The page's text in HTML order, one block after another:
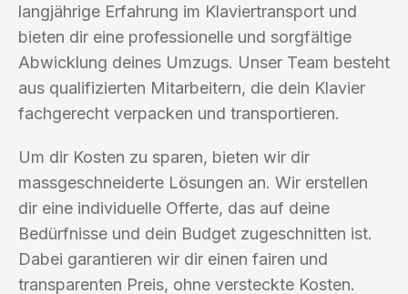
langjährige Erfahrung im Klaviertransport und
bieten dir eine professionelle und sorgfältige
Abwicklung deines Umzugs. Unser Team besteht
aus qualifizierten Mitarbeitern, die dein Klavier
fachgerecht verpacken und transportieren.
Um dir Kosten zu sparen, bieten wir dir
massgeschneiderte Lösungen an. Wir erstellen
dir eine individuelle Offerte, das auf deine
Bedürfnisse und dein Budget zugeschnitten ist.
Dabei garantieren wir dir einen fairen und
transparenten Preis, ohne versteckte Kosten.